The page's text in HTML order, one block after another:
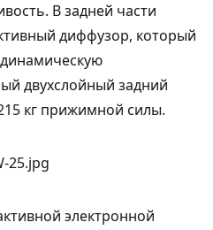
В задней части
диффузор, который
двухслойный задний
кг прижимной силы.
электронной